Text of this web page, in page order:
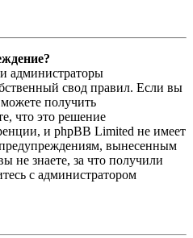
администраторы
свод правил. Если вы
получить
что это решение
и phpBB Limited не имеет
вынесенным
не знаете, за что получили
с администратором